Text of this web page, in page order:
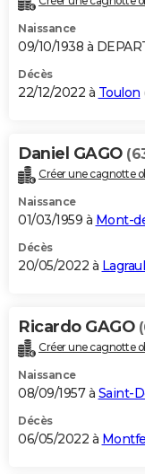
Naissance
09/10/1938 à
Décès
22/12/2022 à Toulon
Daniel GAGO
Créer une cagnotte
Naissance
01/03/1959 à Mont-
Décès
20/05/2022 à
Ricardo GAGO
Créer une cagnotte
Naissance
08/09/1957 à Saint-
Décès
06/05/2022 à